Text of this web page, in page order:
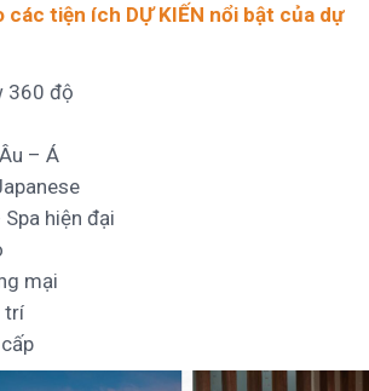
các tiện ích DỰ KIẾN nổi bật của dự
360 độ
– Á
hiện đại
mại
trí